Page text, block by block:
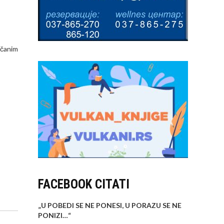
FACEBOOK CITATI
„U POBEDI SE NE PONESI, U PORAZU SE NE
PONIZI…“